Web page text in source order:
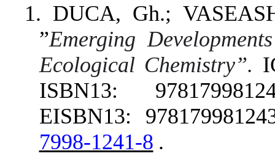
1. DUCA, Gh.;
”Emerging Developments
Ecological Chemistry”.
ISBN13:
EISBN13:
7998-1241-8 .